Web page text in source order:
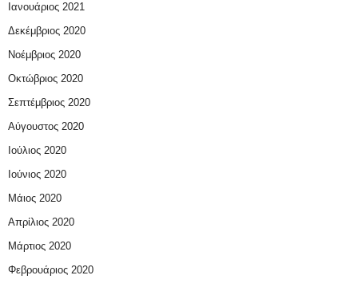
Ιανουάριος 2021
Δεκέμβριος 2020
Νοέμβριος 2020
Οκτώβριος 2020
Σεπτέμβριος 2020
Αύγουστος 2020
Ιούλιος 2020
Ιούνιος 2020
Μάιος 2020
Απρίλιος 2020
Μάρτιος 2020
Φεβρουάριος 2020